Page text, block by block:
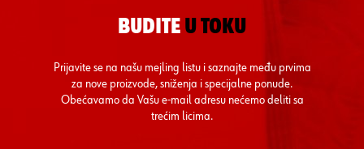
BUDITE U TOKU
Prijavite se na našu mejling listu i saznajte među prvima
za nove proizvode, sniženja i specijalne ponude.
Obećavamo da Vašu e-mail adresu nećemo deliti sa
trećim licima.